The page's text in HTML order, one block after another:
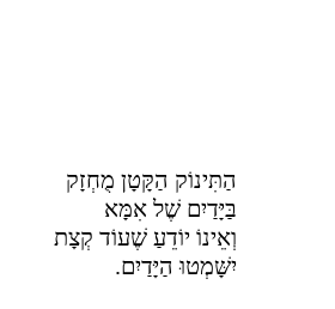
הַתִּינוֹק הַקָּטָן מֻחְזָק
בַּיָּדַיִם שֶׁל אִמָּא
וְאֵינוֹ יוֹדֵעַ שֶׁעוֹד קְצָת
יִשָּׁמְטוּ הַיָּדַיִם.